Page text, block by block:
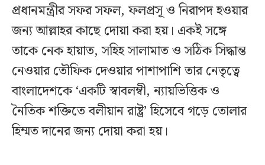
প্রধানমন্ত্রীর সফর সফল, ফলপ্রসূ ও নিরাপদ হওয়ার
জন্য আল্লাহর কাছে দোয়া করা হয়। একই সঙ্গে
তাকে নেক হায়াত, সহিহ সালামাত ও সঠিক সিদ্ধান্ত
নেওয়ার তৌফিক দেওয়ার পাশাপাশি তার নেতৃত্বে
বাংলাদেশকে ‘একটি স্বাবলম্বী, ন্যায়ভিত্তিক ও
নৈতিক শক্তিতে বলীয়ান রাষ্ট্র’ হিসেবে গড়ে তোলার
হিম্মত দানের জন্য দোয়া করা হয়।